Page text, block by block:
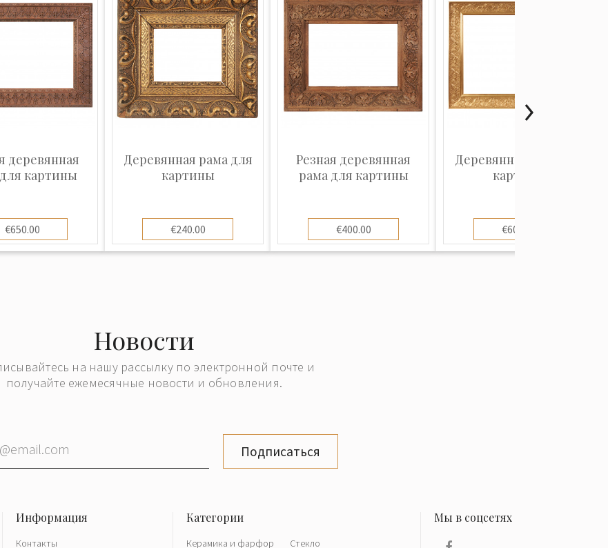
деревянная
картины
€650.00
Деревянная рама для
картины
€240.00
Резная деревянная
рама для картины
€400.00
Деревянная рама для
картины
€600.00
Новости
на нашу рассылку по электронной почте и
получайте ежемесячные новости и обновления.
Подписаться
Контакты Керамика и фарфор Стекло